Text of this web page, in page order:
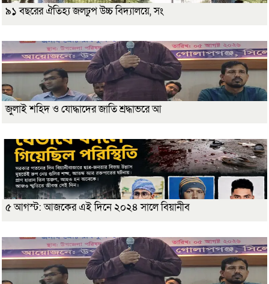
৯১ বছরের ঐতিহ্য জলঢুপ উচ্চ বিদ্যালয়ে, সং
জুলাই শহিদ ও যোদ্ধাদের জাতি শ্রদ্ধাভরে আ
৫ আগস্ট: আজকের এই দিনে ২০২৪ সালে বিয়ানীব